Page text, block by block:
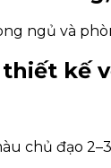
ngủ và
kế
chủ đạo